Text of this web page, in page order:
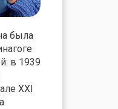
была
в 1939
XXI